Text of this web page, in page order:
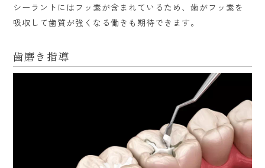
シーラントにはフッ素が含まれているため、歯がフッ素を
吸収して歯質が強くなる働きも期待できます。
歯磨き指導